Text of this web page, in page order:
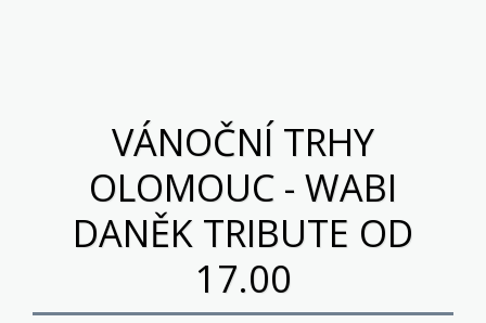
VÁNOČNÍ TRHY
OLOMOUC - WABI
DANĚK TRIBUTE OD
17.00